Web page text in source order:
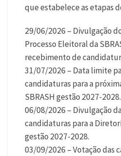
que estabelece as etapas
29/06/2026 – Divulgação
Processo Eleitoral da
recebimento de
31/07/2026 – Data limite
candidaturas para a
SBRASH gestão 2027-2028.
06/08/2026 – Divulgação
candidaturas para a
gestão 2027-2028.
03/09/2026 – Votação das